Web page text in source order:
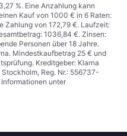
%. Eine Anzahlung kann
Kauf von 1000 € in 6 Raten:
Zahlung von 172,79 €. Laufzeit:
1036,84 €. Zinsen:
Personen über 18 Jahre.
Mindestkaufbetrag 25 € und
Kreditgeber: Klarna
Reg. Nr.: 556737-
unter